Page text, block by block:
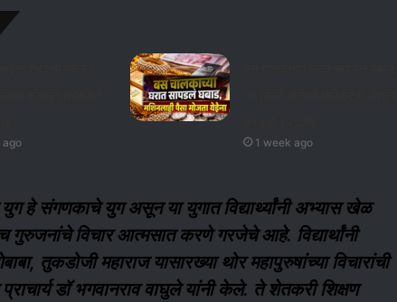
ago 1 week ago
हे संगणकाचे युग असून या युगात विद्यार्थ्यांनी अभ्यास खेळ
गुरुजनांचे विचार आत्मसात करणे गरजेचे आहे. विद्यार्थांनी
तुकडोजी महाराज यासारख्या थोर महापुरुषांच्या विचारांची
डॉ भगवानराव वाघुले यांनी केले. ते शेतकरी शिक्षण